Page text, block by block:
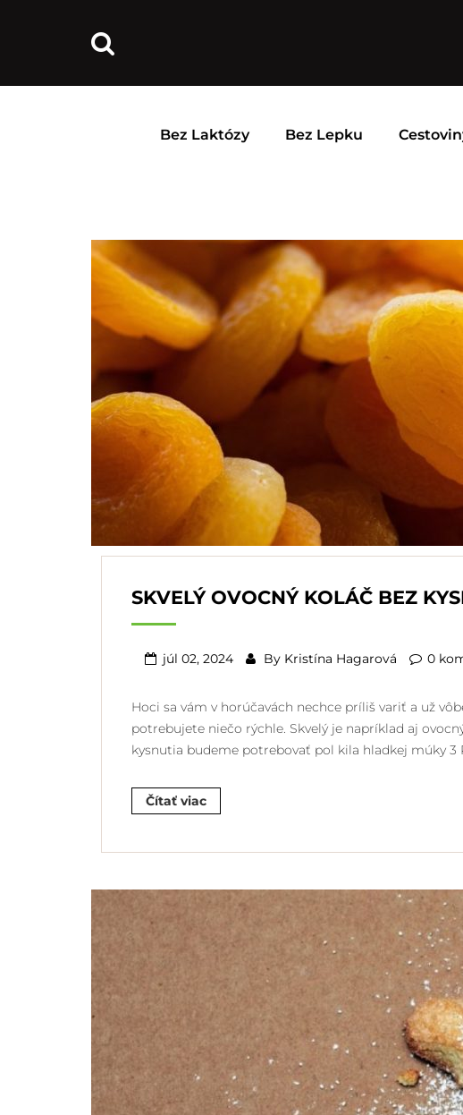
Bez Laktózy Bez Lepku
SKVELÝ OVOCNÝ KOLÁČ BEZ
júl 02, 2024 By Kristína Hagarová 0
Hoci sa vám v horúčavách nechce príliš variť a už
potrebujete niečo rýchle. Skvelý je napríklad aj
kysnutia budeme potrebovať pol kila hladkej múky
Čítať viac